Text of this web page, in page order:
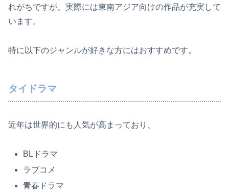
れがちですが、実際には東南アジア向けの作品が充実して
います。
特に以下のジャンルが好きな方にはおすすめです。
タイドラマ
近年は世界的にも人気が高まっており、
BLドラマ
ラブコメ
青春ドラマ